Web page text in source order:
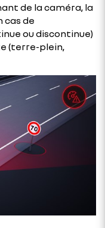
de la caméra, la
de
ou discontinue)
(terre-plein,